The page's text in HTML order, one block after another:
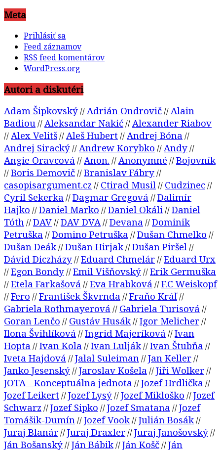
Meta
Prihlásiť sa
Feed záznamov
RSS feed komentárov
WordPress.org
Autori a diskutéri
Adam Šipkovský//Adrián Ondrovič//Alain
Badiou//Aleksandar Nakić//Alexander Riabov
//Alex Velitš//Aleš Hubert//Andrej Bóna //
Andrej Siracký//Andrew Korybko //Andy//
Angie Oravcová //Anon. //Anonymné //Bojovník
//Boris Demovič//Branislav Fábry//
casopisargument.cz // Ctirad Musil// Cudzinec//
Cyril Sekerka //Dagmar Gregová //Dalimír
Hajko //Daniel Marko //Daniel Okáli//Daniel
Tóth//DAV//DAV DVA//Devana //Dominik
Petruška //Domino Petruška //Dušan Chmelko //
Dušan Deák//Dušan Hirjak//Dušan Piršel//
Dávid Diczházy//Eduard Chmelár//Eduard Urx
//Egon Bondy//Emil Višňovský//Erik Germuška
//Etela Farkašová //Eva Hrabková //F.C Weiskopf
//Fero //František Škvrnda //Fraňo Kráľ//
Gabriela Rothmayerová // Gabriela Turisová //
Goran Lenčo // Gustáv Husák//Igor Melicher//
Ilona Švihlíková //Ingrid Majeríková //Ivan
Hopta //Ivan Kola //Ivan Lulják//Ivan Štubňa //
Iveta Hajdová //Jalal Suleiman//Jan Keller//
Janko Jesenský//Jaroslav Košela //Jiři Wolker//
JOTA - Konceptuálna jednota //Jozef Hrdlička //
Jozef Leikert//Jozef Lysý//Jozef Mikloško //Jozef
Schwarz //Jozef Sipko //Jozef Smatana //Jozef
Tomášik-Dumín//Jozef Vook//Julián Bosák//
Juraj Blanár//Juraj Draxler//Juraj Janošovský//
Ján Bošanský//Ján Bábik//Ján Košč//Ján